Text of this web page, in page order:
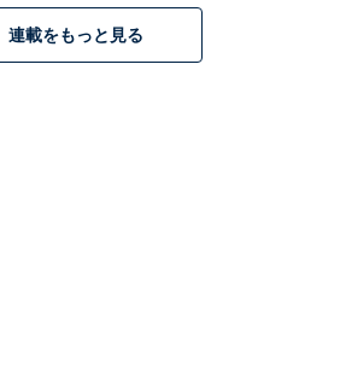
連載をもっと見る